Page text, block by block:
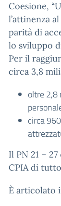
Coesione,
l’attinenza
parità di
lo sviluppo
Per il
circa 3,8
oltre 2,8
circa
Il PN 21 –
CPIA di
È articolato